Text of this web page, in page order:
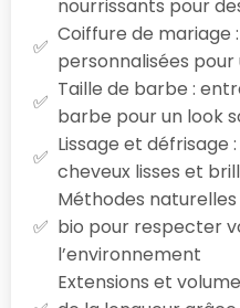
nourrissants pour
Coiffure de mariage
personnalisées pour
Taille de barbe :
barbe pour un look
Lissage et
cheveux lisses et
Méthodes
bio pour respecter
l’environnement
Extensions et